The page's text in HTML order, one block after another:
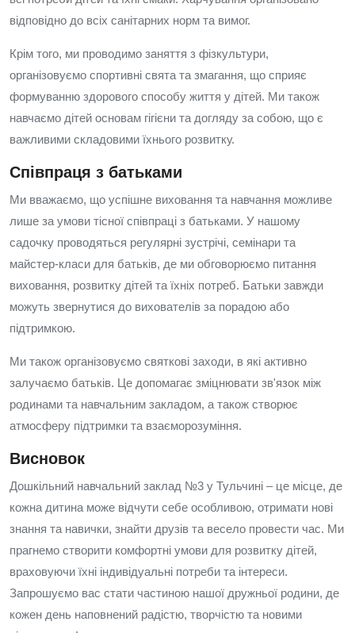
відповідно до всіх санітарних норм та вимог.
Крім того, ми проводимо заняття з фізкультури,
організовуємо спортивні свята та змагання, що сприяє
формуванню здорового способу життя у дітей. Ми також
навчаємо дітей основам гігієни та догляду за собою, що є
важливими складовими їхнього розвитку.
Співпраця з батьками
Ми вважаємо, що успішне виховання та навчання можливе
лише за умови тісної співпраці з батьками. У нашому
садочку проводяться регулярні зустрічі, семінари та
майстер-класи для батьків, де ми обговорюємо питання
виховання, розвитку дітей та їхніх потреб. Батьки завжди
можуть звернутися до вихователів за порадою або
підтримкою.
Ми також організовуємо святкові заходи, в які активно
залучаємо батьків. Це допомагає зміцнювати зв'язок між
родинами та навчальним закладом, а також створює
атмосферу підтримки та взаєморозуміння.
Висновок
Дошкільний навчальний заклад №3 у Тульчині – це місце, де
кожна дитина може відчути себе особливою, отримати нові
знання та навички, знайти друзів та весело провести час. Ми
прагнемо створити комфортні умови для розвитку дітей,
враховуючи їхні індивідуальні потреби та інтереси.
Запрошуємо вас стати частиною нашої дружньої родини, де
кожен день наповнений радістю, творчістю та новими